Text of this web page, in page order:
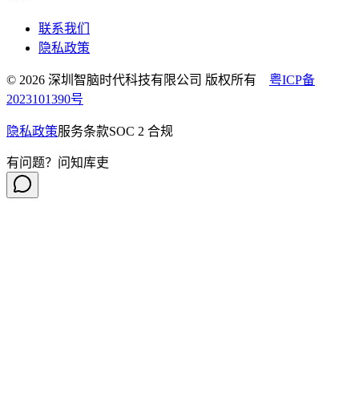
联系我们
隐私政策
© 2026 深圳智脑时代科技有限公司 版权所有 粤ICP备
2023101390号
隐私政策服务条款SOC 2 合规
有问题？问知库吏